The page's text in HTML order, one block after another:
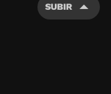
SUBIR